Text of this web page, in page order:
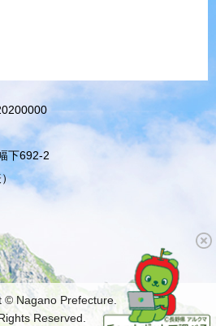
下692-2
© Nagano Prefecture.
Reserved.